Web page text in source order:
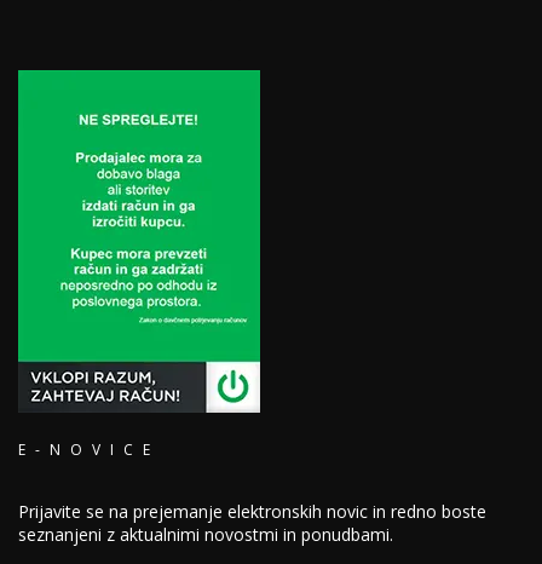
E-NOVICE
Prijavite se na prejemanje elektronskih novic in redno boste
seznanjeni z aktualnimi novostmi in ponudbami.